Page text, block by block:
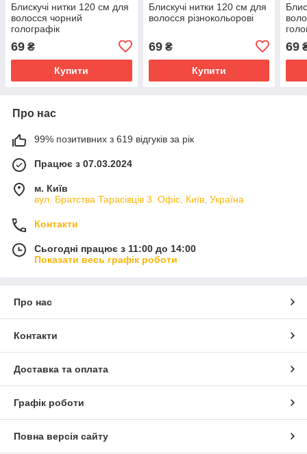
Блискучі нитки 120 см для
волосся чорний
голографік
69 ₴
Купити
Блискучі нитки 120 см для
волосся різнокольорові
69₴
Купити
69
Про нас
99% позитивних з 619 відгуків за рік
Працює з 07.03.2024
м. Київ
вул. Братства Тарасівців 3. Офіс, Київ, Україна
Контакти
Сьогодні працює з 11:00 до 14:00
Показати весь графік роботи
Про нас
Контакти
Доставка та оплата
Графік роботи
Повна версія сайту